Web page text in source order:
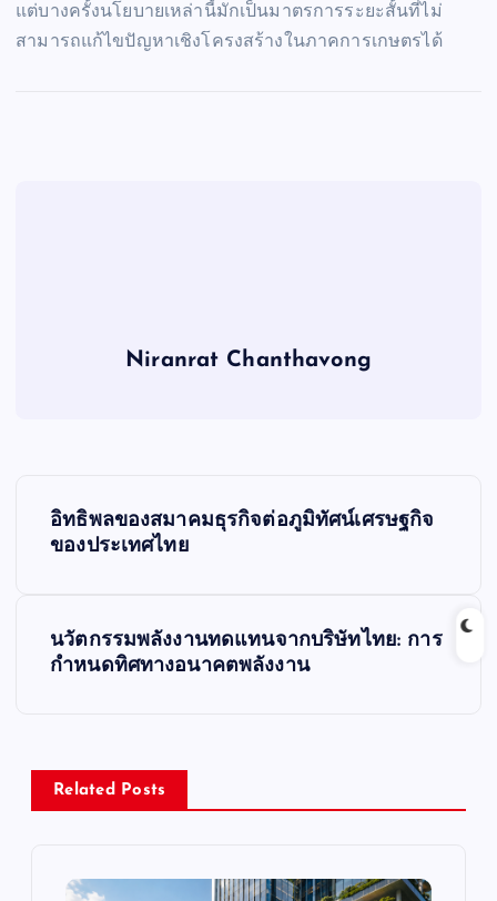
แต่บางครั้งนโยบายเหล่านี้มักเป็นมาตรการระยะสั้นที่ไม่
สามารถแก้ไขปัญหาเชิงโครงสร้างในภาคการเกษตรได้
Niranrat Chanthavong
a
v
อิทธิพลของสมาคมธุรกิจต่อภูมิทัศน์เศรษฐกิจ
ของประเทศไทย
นวัตกรรมพลังงานทดแทนจากบริษัทไทย: การ
กำหนดทิศทางอนาคตพลังงาน
Related Posts